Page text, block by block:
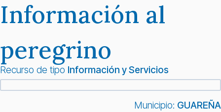
Información al
peregrino
Recurso de tipo Información y Servicios
Municipio: GUAREÑA